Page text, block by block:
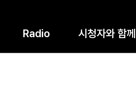
Radio 시청자와 함께